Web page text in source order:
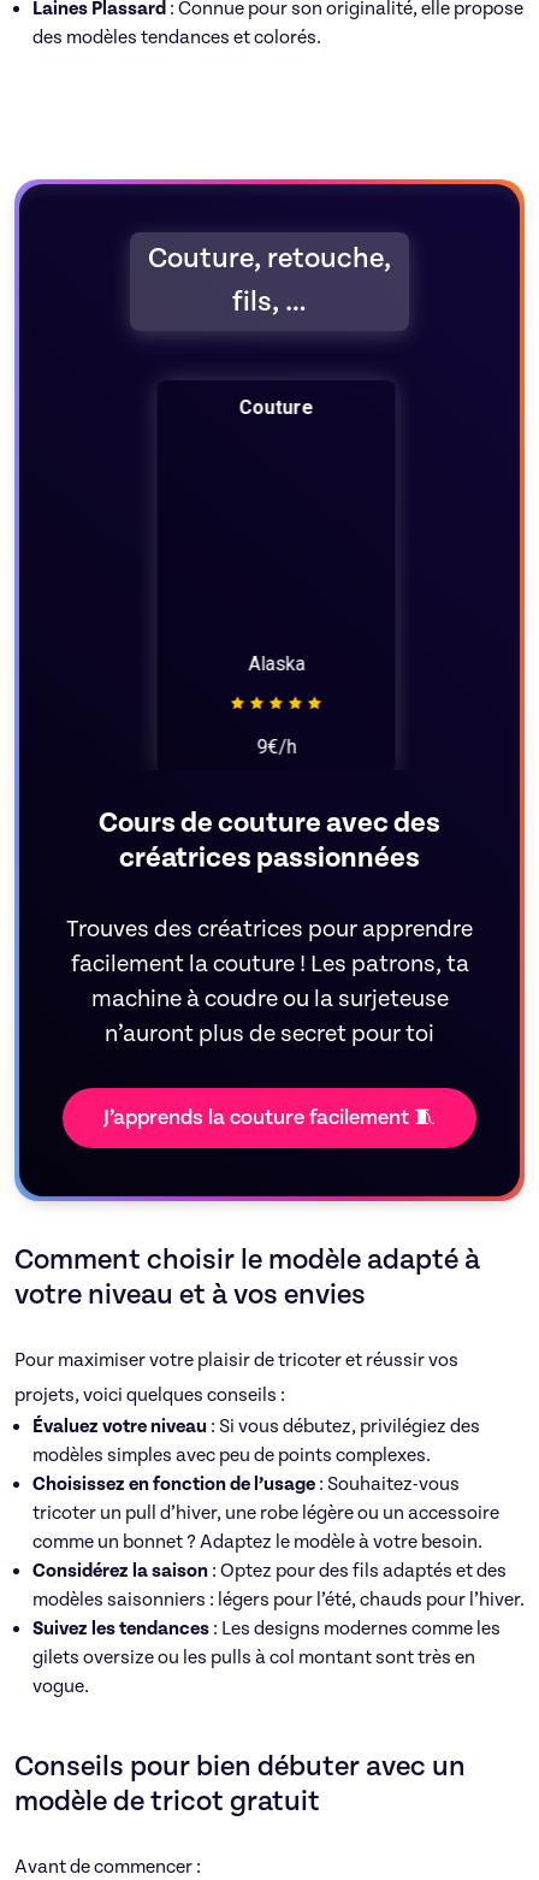
Laines Plassard : Connue pour son originalité, elle propose
des modèles tendances et colorés.
Cours de couture avec des
créatrices passionnées
Trouves des créatrices pour apprendre
facilement la couture ! Les patrons, ta
machine à coudre ou la surjeteuse
n’auront plus de secret pour toi
J’apprends la couture facilement 🧵
Couture, retouche,
fils, …
Couture
Alaska
9€/h
Comment choisir le modèle adapté à
votre niveau et à vos envies
Pour maximiser votre plaisir de tricoter et réussir vos
projets, voici quelques conseils :
Évaluez votre niveau : Si vous débutez, privilégiez des
modèles simples avec peu de points complexes.
Choisissez en fonction de l’usage : Souhaitez-vous
tricoter un pull d’hiver, une robe légère ou un accessoire
comme un bonnet ? Adaptez le modèle à votre besoin.
Considérez la saison : Optez pour des fils adaptés et des
modèles saisonniers : légers pour l’été, chauds pour l’hiver.
Suivez les tendances : Les designs modernes comme les
gilets oversize ou les pulls à col montant sont très en
vogue.
Conseils pour bien débuter avec un
modèle de tricot gratuit
Avant de commencer :